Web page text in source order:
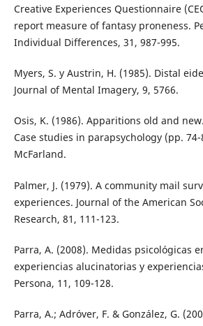
Creative Experiences Questionnaire
report measure of fantasy proneness.
Individual Differences, 31, 987-995.
Myers, S. y Austrin, H. (1985). Distal
Journal of Mental Imagery, 9, 5766.
Osis, K. (1986). Apparitions old and
Case studies in parapsychology (pp. 74-
McFarland.
Palmer, J. (1979). A community mail
experiences. Journal of the American
Research, 81, 111-123.
Parra, A. (2008). Medidas psicológicas
experiencias alucinatorias y
Persona, 11, 109-128.
Parra, A.; Adróver, F. & González, G.